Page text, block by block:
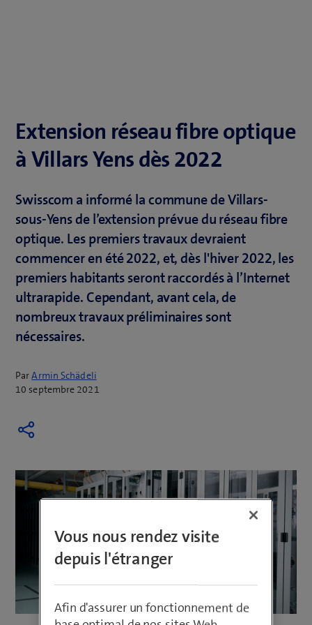
Extension réseau fibre optique
à Villars Yens dès 2022
Swisscom a informé la commune de Villars-
sous-Yens de l’extension prévue du réseau fibre
optique. Les premiers travaux devraient
commencer en été 2022, et, dès l'hiver 2022, les
premiers habitants seront raccordés à l’Internet
ultrarapide. Cependant, avant cela, de
nombreux travaux préliminaires sont
nécessaires.
ParArmin Schädeli
10 septembre 2021
Vous nous rendez visite
depuis l'étranger
Afin d'assurer un fonctionnement de